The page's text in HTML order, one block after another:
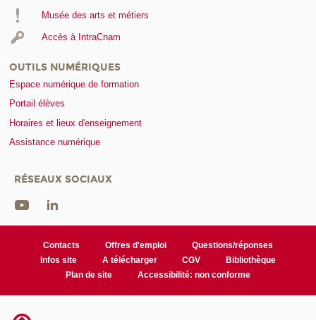
Musée des arts et métiers
Accès à IntraCnam
OUTILS NUMÉRIQUES
Espace numérique de formation
Portail élèves
Horaires et lieux d'enseignement
Assistance numérique
RÉSEAUX SOCIAUX
Contacts Offres d'emploi
Questions/réponses
Infos site
A télécharger CGV
Bibliothèque
Plan de site
Accessibilité: non conforme